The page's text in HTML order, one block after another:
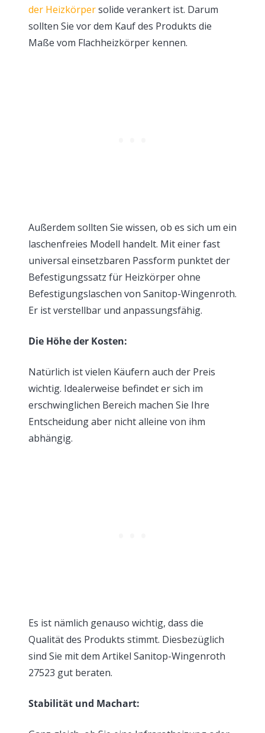
der Heizkörpersolide verankert ist. Darum
sollten Sie vor dem Kauf des Produkts die
Maße vom Flachheizkörper kennen.
Außerdem sollten Sie wissen, ob es sich um ein
laschenfreies Modell handelt. Mit einer fast
universal einsetzbaren Passform punktet der
Befestigungssatz für Heizkörper ohne
Befestigungslaschen von Sanitop-Wingenroth.
Er ist verstellbar und anpassungsfähig.
Die Höhe der Kosten:
Natürlich ist vielen Käufern auch der Preis
wichtig. Idealerweise befindet er sich im
erschwinglichen Bereich machen Sie Ihre
Entscheidung aber nicht alleine von ihm
abhängig.
Es ist nämlich genauso wichtig, dass die
Qualität des Produkts stimmt. Diesbezüglich
sind Sie mit dem Artikel Sanitop-Wingenroth
27523 gut beraten.
Stabilität und Machart: